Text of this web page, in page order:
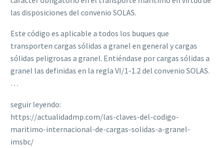
las disposiciones del convenio SOLAS.
Este código es aplicable a todos los buques que
transporten cargas sólidas a granel en general y cargas
sólidas peligrosas a granel. Entiéndase por cargas sólidas a
granel las definidas en la regla VI/1-1.2 del convenio SOLAS.
…
seguir leyendo:
https://actualidadmp.com/las-claves-del-codigo-
maritimo-internacional-de-cargas-solidas-a-granel-
imsbc/